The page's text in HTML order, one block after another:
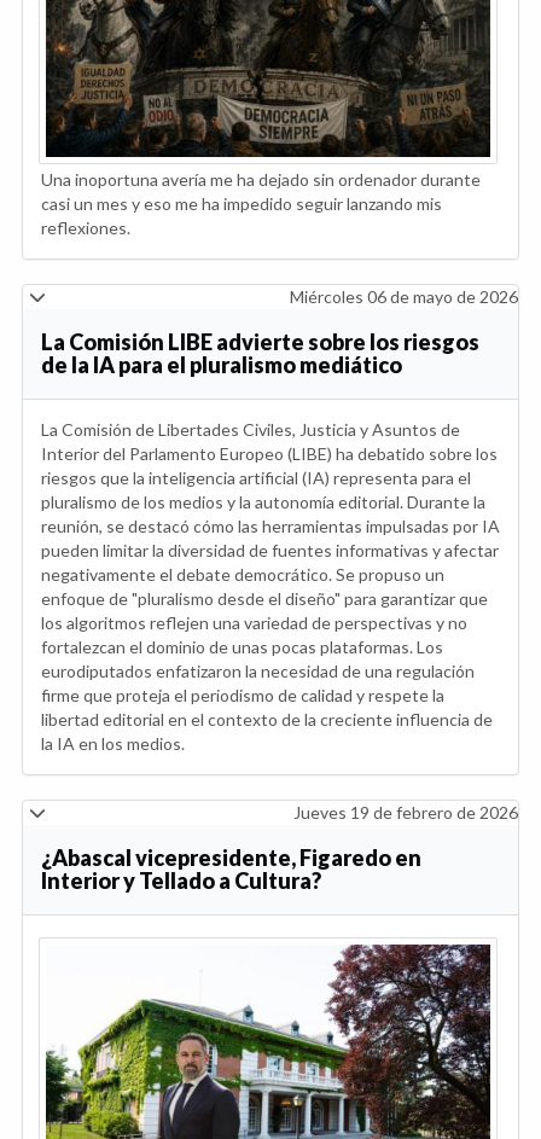
Una inoportuna avería me ha dejado sin ordenador durante
casi un mes y eso me ha impedido seguir lanzando mis
reflexiones.
Miércoles 06 de mayo de 2026
La Comisión LIBE advierte sobre los riesgos
de la IA para el pluralismo mediático
La Comisión de Libertades Civiles, Justicia y Asuntos de
Interior del Parlamento Europeo (LIBE) ha debatido sobre los
riesgos que la inteligencia artificial (IA) representa para el
pluralismo de los medios y la autonomía editorial. Durante la
reunión, se destacó cómo las herramientas impulsadas por IA
pueden limitar la diversidad de fuentes informativas y afectar
negativamente el debate democrático. Se propuso un
enfoque de "pluralismo desde el diseño" para garantizar que
los algoritmos reflejen una variedad de perspectivas y no
fortalezcan el dominio de unas pocas plataformas. Los
eurodiputados enfatizaron la necesidad de una regulación
firme que proteja el periodismo de calidad y respete la
libertad editorial en el contexto de la creciente influencia de
la IA en los medios.
Jueves 19 de febrero de 2026
¿Abascal vicepresidente, Figaredo en
Interior y Tellado a Cultura?